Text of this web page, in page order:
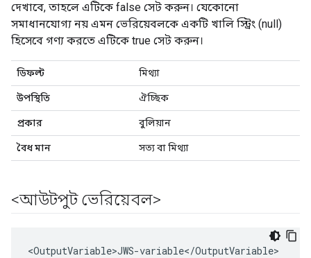
দেখাবে, তাহলে এটিকে false সেট করুন। যেকোনো
সমাধানযোগ্য নয় এমন ভেরিয়েবলকে একটি খালি স্ট্রিং (null)
হিসেবে গণ্য করতে এটিকে true সেট করুন।
ডিফল্ট মিথ্যা
উপস্থিতি ঐচ্ছিক
প্রকার বুলিয়ান
বৈধ মান সত্য বা মিথ্যা
<আউটপুট ভেরিয়েবল>
<OutputVariable>JWS-variable</OutputVariable>